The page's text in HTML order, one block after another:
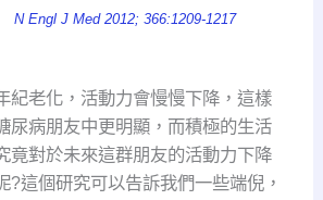
N Engl J Med 2012; 366:1209-1217
紀老化，活動力會慢慢下降，這樣
尿病朋友中更明顯，而積極的生活
竟對於未來這群朋友的活動力下降
?這個研究可以告訴我們一些端倪，